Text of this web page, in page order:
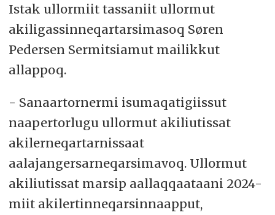
Istak ullormiit tassaniit ullormut
akiligassinneqartarsimasoq Søren
Pedersen Sermitsiamut mailikkut
allappoq.
- Sanaartornermi isumaqatigiissut
naapertorlugu ullormut akiliutissat
akilerneqartarnissaat
aalajangersarneqarsimavoq. Ullormut
akiliutissat marsip aallaqqaataani 2024-
miit akilertinneqarsinnaapput,